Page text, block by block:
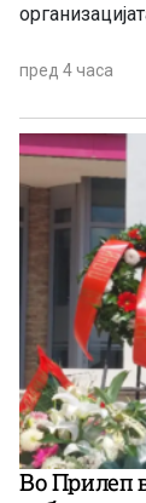
пред 4 часа
Во Прилеп